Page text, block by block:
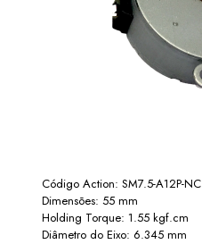
Código Action: SM7.5-A12P-NC
Dimensões: 55 mm
Holding Torque: 1.55 kgf.cm
Diâmetro do Eixo: 6.345 mm